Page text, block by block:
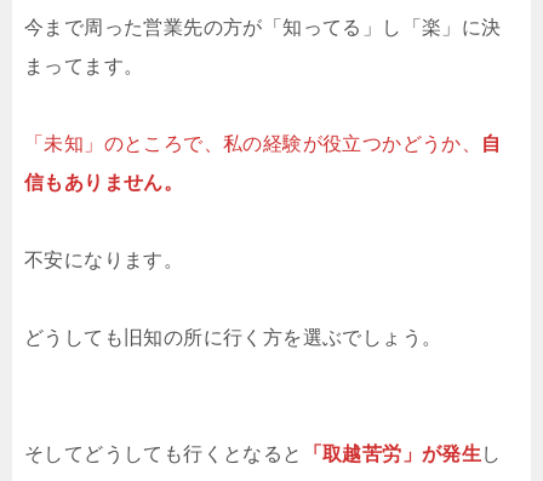
今まで周った営業先の方が「知ってる」し「楽」に決
まってます。
「未知」のところで、私の経験が役立つかどうか、
自
信もありません。
不安になります。
どうしても旧知の所に行く方を選ぶでしょう。
そしてどうしても行くとなると 「取越苦労」が発生 し